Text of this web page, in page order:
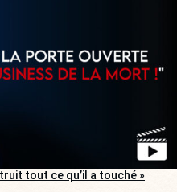
tout ce qu’il a touché »